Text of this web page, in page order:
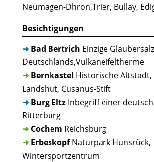
Neumagen-Dhron,Trier, Bullay,
Besichtigungen
➜Bad Bertrich Einzige
Deutschlands,Vulkaneifeltherme
➜Bernkastel Historische Altstadt,
Landshut, Cusanus-Stift
➜Burg EltzInbegriff einer
Ritterburg
➜Cochem Reichsburg
➜ErbeskopfNaturpark Hunsrück,
Wintersportzentrum